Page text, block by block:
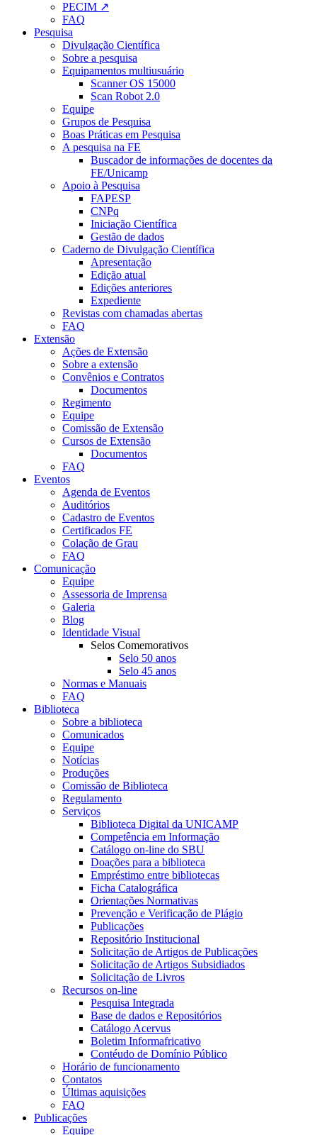
PECIM ↗
FAQ
Pesquisa
Divulgação Científica
Sobre a pesquisa
Equipamentos multiusuário
Scanner OS 15000
Scan Robot 2.0
Equipe
Grupos de Pesquisa
Boas Práticas em Pesquisa
A pesquisa na FE
Buscador de informações de docentes da
FE/Unicamp
Apoio à Pesquisa
FAPESP
CNPq
Iniciação Científica
Gestão de dados
Caderno de Divulgação Científica
Apresentação
Edição atual
Edições anteriores
Expediente
Revistas com chamadas abertas
FAQ
Extensão
Ações de Extensão
Sobre a extensão
Convênios e Contratos
Documentos
Regimento
Equipe
Comissão de Extensão
Cursos de Extensão
Documentos
FAQ
Eventos
Agenda de Eventos
Auditórios
Cadastro de Eventos
Certificados FE
Colação de Grau
FAQ
Comunicação
Equipe
Assessoria de Imprensa
Galeria
Blog
Identidade Visual
Selos Comemorativos
Selo 50 anos
Selo 45 anos
Normas e Manuais
FAQ
Biblioteca
Sobre a biblioteca
Comunicados
Equipe
Notícias
Produções
Comissão de Biblioteca
Regulamento
Serviços
Biblioteca Digital da UNICAMP
Competência em Informação
Catálogo on-line do SBU
Doações para a biblioteca
Empréstimo entre bibliotecas
Ficha Catalográfica
Orientações Normativas
Prevenção e Verificação de Plágio
Publicações
Repositório Institucional
Solicitação de Artigos de Publicações
Solicitação de Artigos Subsidiados
Solicitação de Livros
Recursos on-line
Pesquisa Integrada
Base de dados e Repositórios
Catálogo Acervus
Boletim Informafricativo
Contéudo de Domínio Público
Horário de funcionamento
Contatos
Últimas aquisições
FAQ
Publicações
Equipe